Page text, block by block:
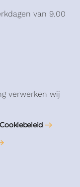
van 9.00
verwerken wij
Cookiebeleid